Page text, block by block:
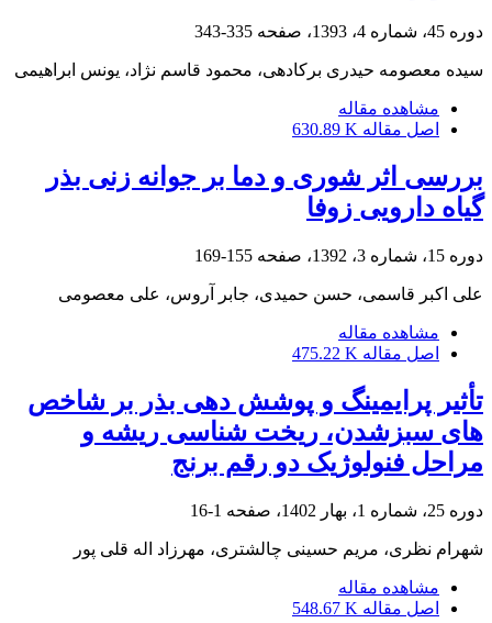
دوره 45، شماره 4، 1393، صفحه 335-343
سیده معصومه حیدری برکادهی، محمود قاسم نژاد، یونس ابراهیمی
مشاهده مقاله
اصل مقاله 630.89 K
بررسی اثر شوری و دما بر جوانه زنی بذر
گیاه دارویی زوفا
دوره 15، شماره 3، 1392، صفحه 155-169
علی اکبر قاسمی، حسن حمیدی، جابر آروس، علی معصومی
مشاهده مقاله
اصل مقاله 475.22 K
تأثیر پرایمینگ و پوشش دهی بذر بر شاخص
های سبزشدن، ریخت شناسی ریشه و
مراحل فنولوژیک دو رقم برنج
دوره 25، شماره 1، بهار 1402، صفحه 1-16
شهرام نظری، مریم حسینی چالشتری، مهرزاد اله قلی پور
مشاهده مقاله
اصل مقاله 548.67 K